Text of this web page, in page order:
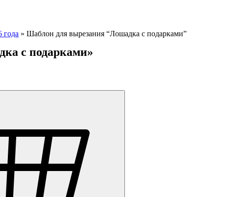
года » Шаблон для вырезания “Лошадка с подарками”
с подарками»